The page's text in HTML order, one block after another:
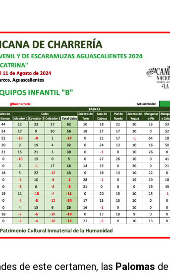
de este certamen, las Palomas de